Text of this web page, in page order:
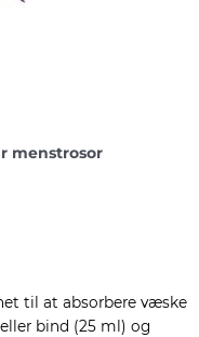
til at absorbere væske
bind (25 ml) og